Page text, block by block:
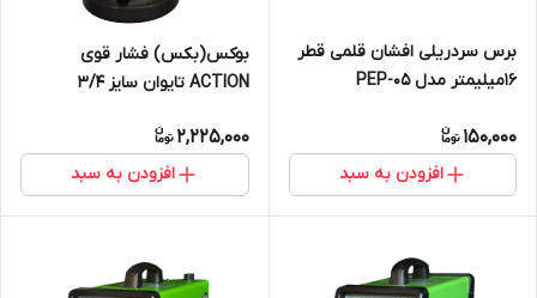
برس سردریلی افشان قلمی قطر
16میلیمتر مدل PEP-05
150,000
افزودن به سبد
بوکس(بکس) فشار قوی
ACTION تایوان سایز 3/4
2,225,000
افزودن به سبد